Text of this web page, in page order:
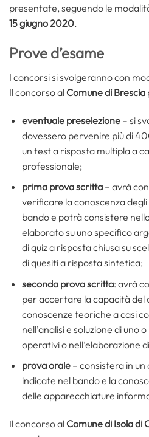
presentate, seguendo le
15 giugno 2020.
Prove d’esame
I concorsi si svolgeranno con
Il concorso al Comune di Brescia
eventuale preselezione– si
dovessero pervenire più di
un test a risposta multipla a
professionale;
prima prova scritta– avrà
verificare la conoscenza
bando e potrà consistere
elaborato su uno specifico
di quiz a risposta chiusa su
di quesiti a risposta sintetica;
seconda prova scritta: avrà
per accertare la capacità del
conoscenze teoriche a casi
nell’analisi e soluzione di uno
operativi o nell’elaborazione
prova orale– consistera in un
indicate nel bando e la
delle apparecchiature
Il concorso al Comune di Isola di